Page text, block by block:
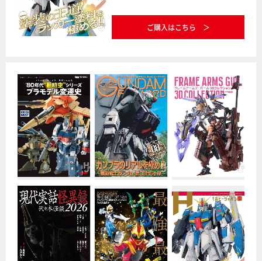
ご購入はこちら